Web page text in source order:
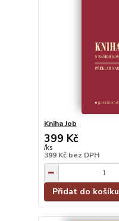
Kniha Job
399 Kč
/ks
399 Kč bez DPH
Přidat do košíku